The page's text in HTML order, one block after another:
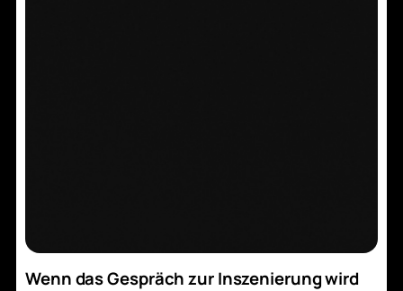
Wenn das Gespräch zur Inszenierung wird